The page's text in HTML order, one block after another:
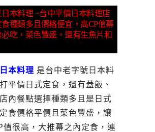
日本料理 ~台中平價日本料理店
種類多且價格便宜，高CP值幕
吃，菜色豐盛，還有生魚片和
本料理 是台中老字號日本料
平價日式定食，還有蓋飯、
內餐點選擇種類多且是日式
食價格平價且菜色豐盛，讓
值很高，大推幕之內定食，連